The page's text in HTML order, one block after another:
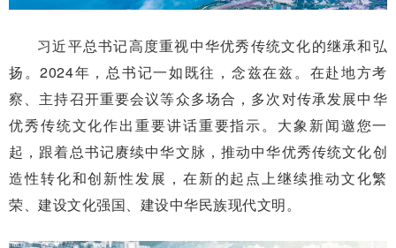
习近平总书记高度重视中华优秀传统文化的继承和弘
扬。2024年，总书记一如既往，念兹在兹。在赴地方考
察、主持召开重要会议等众多场合，多次对传承发展中华
优秀传统文化作出重要讲话重要指示。大象新闻邀您一
起，跟着总书记赓续中华文脉，推动中华优秀传统文化创
造性转化和创新性发展，在新的起点上继续推动文化繁
荣、建设文化强国、建设中华民族现代文明。